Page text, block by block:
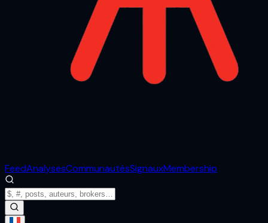
FeedAnalysesCommunautésSignauxMembership